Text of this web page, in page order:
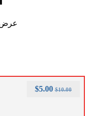
عرض
$10.00
$5.00